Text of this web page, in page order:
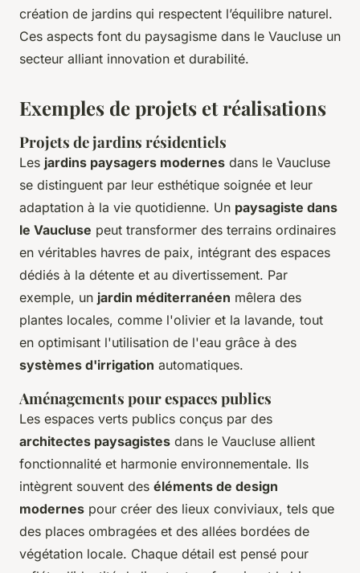
création de jardins qui respectent l’équilibre naturel.
Ces aspects font du paysagisme dans le Vaucluse un
secteur alliant innovation et durabilité.
Exemples de projets et réalisations
Projets de jardins résidentiels
Les jardins paysagers modernes dans le Vaucluse
se distinguent par leur esthétique soignée et leur
adaptation à la vie quotidienne. Un paysagiste dans
le Vaucluse peut transformer des terrains ordinaires
en véritables havres de paix, intégrant des espaces
dédiés à la détente et au divertissement. Par
exemple, un jardin méditerranéen mêlera des
plantes locales, comme l'olivier et la lavande, tout
en optimisant l'utilisation de l'eau grâce à des
systèmes d'irrigation automatiques.
Aménagements pour espaces publics
Les espaces verts publics conçus par des
architectes paysagistes dans le Vaucluse allient
fonctionnalité et harmonie environnementale. Ils
intègrent souvent des éléments de design
modernes pour créer des lieux conviviaux, tels que
des places ombragées et des allées bordées de
végétation locale. Chaque détail est pensé pour